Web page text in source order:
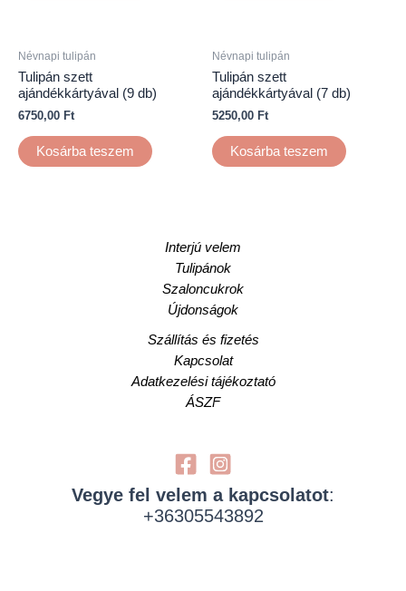
Névnapi tulipán
Tulipán szett
ajándékkártyával (9 db)
6750,00 Ft
Kosárba teszem
Névnapi tulipán
Tulipán szett
ajándékkártyával (7 db)
5250,00 Ft
Kosárba teszem
Interjú velem
Tulipánok
Szaloncukrok
Újdonságok
Szállítás és fizetés
Kapcsolat
Adatkezelési tájékoztató
ÁSZF
Vegye fel velem a kapcsolatot:
+36305543892